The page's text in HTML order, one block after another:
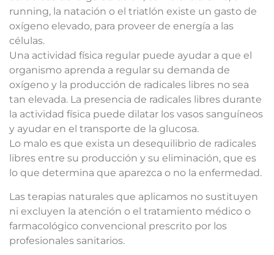
running, la natación o el triatlón existe un gasto de
oxígeno elevado, para proveer de energía a las
células.
Una actividad física regular puede ayudar a que el
organismo aprenda a regular su demanda de
oxígeno y la producción de radicales libres no sea
tan elevada. La presencia de radicales libres durante
la actividad física puede dilatar los vasos sanguíneos
y ayudar en el transporte de la glucosa.
Lo malo es que exista un desequilibrio de radicales
libres entre su producción y su eliminación, que es
lo que determina que aparezca o no la enfermedad.
Las terapias naturales que aplicamos no sustituyen
ni excluyen la atención o el tratamiento médico o
farmacológico convencional prescrito por los
profesionales sanitarios.